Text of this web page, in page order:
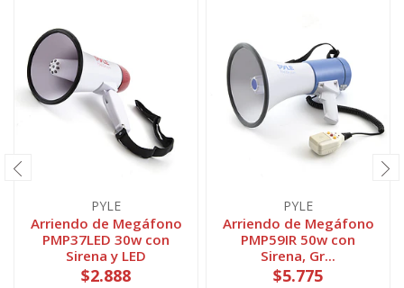
PYLE
Arriendo de Megáfono
PMP37LED 30w con
Sirena y LED
$2.888
PYLE
Arriendo de Megáfono
PMP59IR 50w con
Sirena, Gr...
$5.775